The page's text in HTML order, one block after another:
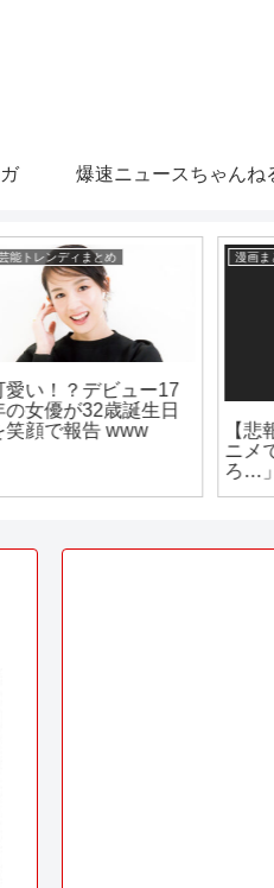
爆速ニュースちゃんね
爆速ニュースちゃんねる
【芸能】着物姿の今田
美桜（27）高知走っ
た
ら